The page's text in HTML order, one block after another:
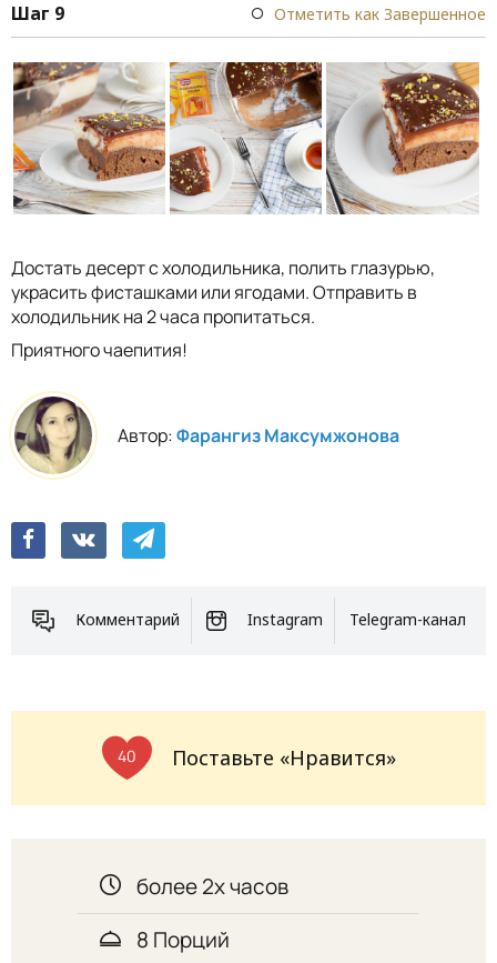
Шаг 9 Отметить как Завершенное
Достать десерт с холодильника, полить глазурью,
украсить фисташками или ягодами. Отправить в
холодильник на 2 часа пропитаться.
Приятного чаепития!
Автор:Фарангиз Максумжонова
Комментарий Instagram Telegram-канал
40 Поставьте «Нравится»
более 2х часов
8 Порций